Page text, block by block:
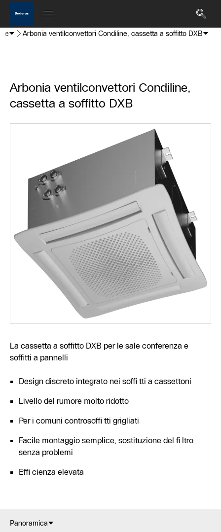
Arbonia ventilconvettori Condiline, cassetta a soffitto DXB
Arbonia ventilconvettori Condiline,
cassetta a soffitto DXB
La cassetta a soffitto DXB per le sale conferenza e
soffitti a pannelli
Design discreto integrato nei soffi tti a cassettoni
Livello del rumore molto ridotto
Per i comuni controsoffi tti grigliati
Facile montaggio semplice, sostituzione del fi ltro
senza problemi
Effi cienza elevata
Panoramica